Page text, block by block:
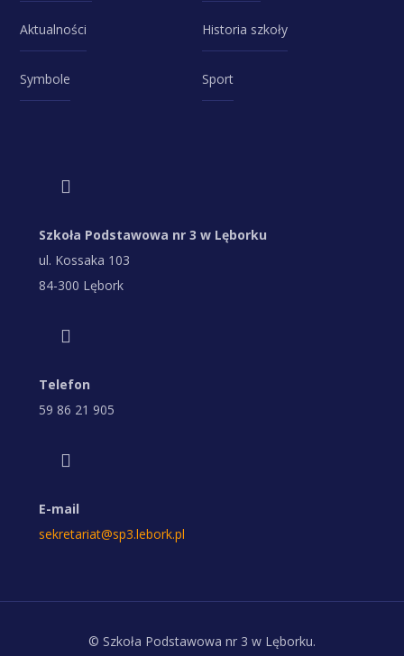
Aktualności Historia szkoły
Symbole Sport
Szkoła Podstawowa nr 3 w Lęborku
ul. Kossaka 103
84-300 Lębork
Telefon
59 86 21 905
E-mail
sekretariat@sp3.lebork.pl
© Szkoła Podstawowa nr 3 w Lęborku.